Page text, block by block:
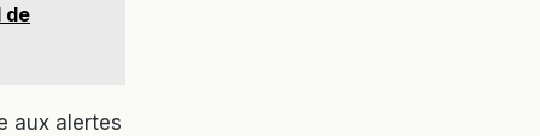
de
aux alertes